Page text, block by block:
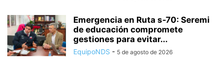
Emergencia en Ruta s-70: Seremi
de educación compromete
gestiones para evitar...
EquipoNDS - 5 de agosto de 2026